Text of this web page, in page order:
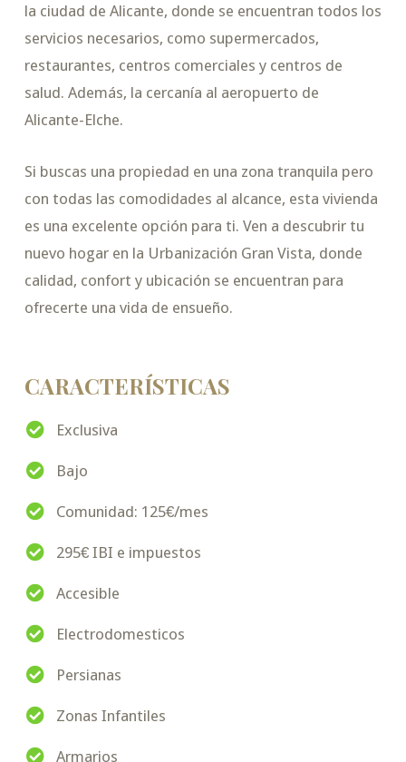
la ciudad de Alicante, donde se encuentran todos los
servicios necesarios, como supermercados,
restaurantes, centros comerciales y centros de
salud. Además, la cercanía al aeropuerto de
Alicante-Elche.
Si buscas una propiedad en una zona tranquila pero
con todas las comodidades al alcance, esta vivienda
es una excelente opción para ti. Ven a descubrir tu
nuevo hogar en la Urbanización Gran Vista, donde
calidad, confort y ubicación se encuentran para
ofrecerte una vida de ensueño.
CARACTERÍSTICAS
Exclusiva
Bajo
Comunidad: 125€/mes
295€ IBI e impuestos
Accesible
Electrodomesticos
Persianas
Zonas Infantiles
Armarios